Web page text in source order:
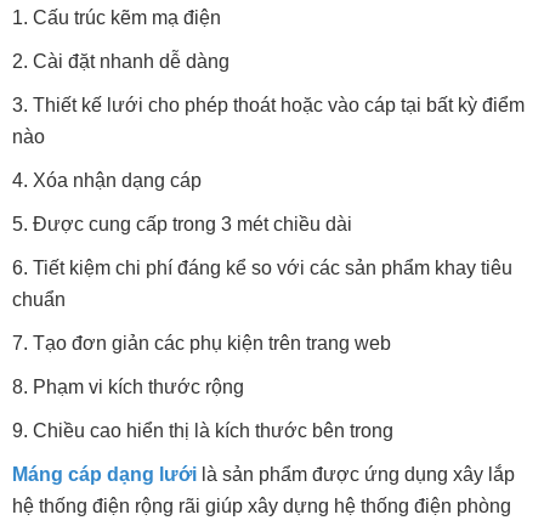
1. Cấu trúc kẽm mạ điện
2. Cài đặt nhanh dễ dàng
3. Thiết kế lưới cho phép thoát hoặc vào cáp tại bất kỳ điểm
nào
4. Xóa nhận dạng cáp
5. Được cung cấp trong 3 mét chiều dài
6. Tiết kiệm chi phí đáng kể so với các sản phẩm khay tiêu
chuẩn
7. Tạo đơn giản các phụ kiện trên trang web
8. Phạm vi kích thước rộng
9. Chiều cao hiển thị là kích thước bên trong
Máng cáp dạng lưới là sản phẩm được ứng dụng xây lắp
hệ thống điện rộng rãi giúp xây dựng hệ thống điện phòng